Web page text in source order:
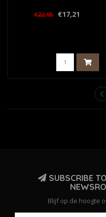
€22,95 €17,21
SUBSCRIBE
Blijf op de hoogte